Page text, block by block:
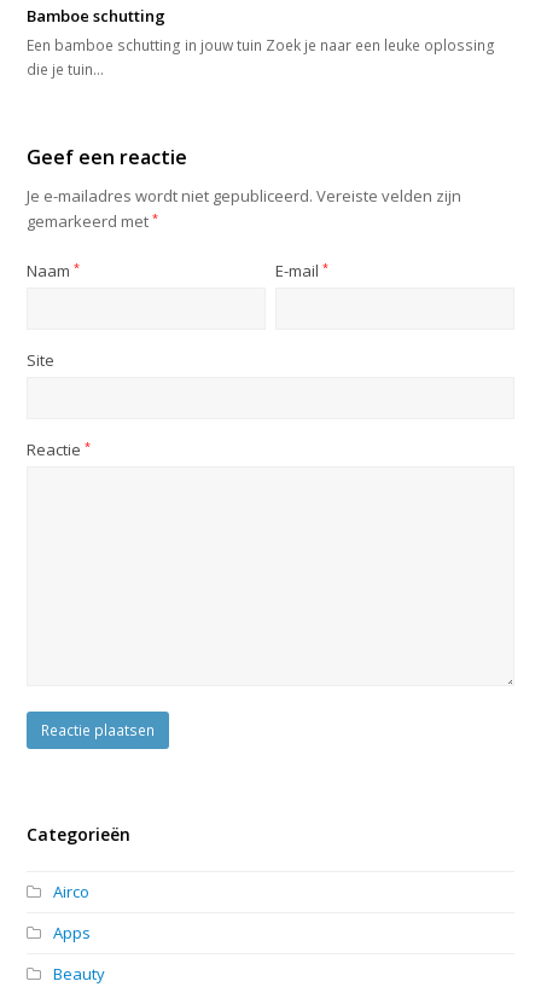
Bamboe schutting
Een bamboe schutting in jouw tuin Zoek je naar een leuke oplossing
die je tuin…
Geef een reactie
Je e-mailadres wordt niet gepubliceerd. Vereiste velden zijn
gemarkeerd met*
Naam* E-mail*
Site
Reactie*
Categorieën
Airco
Apps
Beauty